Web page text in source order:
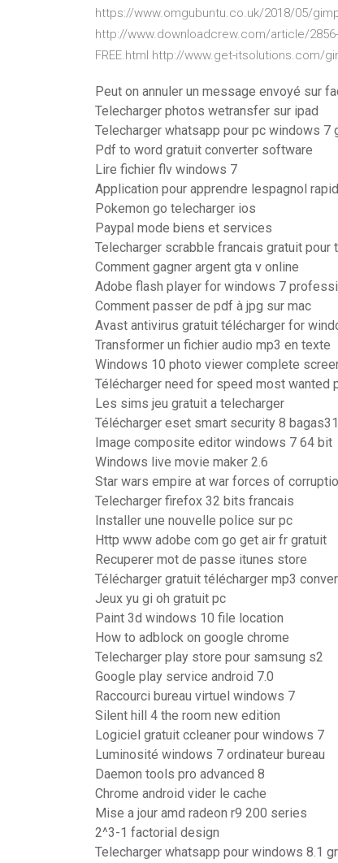
https://www.omgubuntu.co.uk/2018/05/
http://www.downloadcrew.com/article/
FREE.html http://www.get-itsolutions.com/
Peut on annuler un message envoyé sur
Telecharger photos wetransfer sur ipad
Telecharger whatsapp pour pc windows 7
Pdf to word gratuit converter software
Lire fichier flv windows 7
Application pour apprendre lespagnol
Pokemon go telecharger ios
Paypal mode biens et services
Telecharger scrabble francais gratuit pour
Comment gagner argent gta v online
Adobe flash player for windows 7
Comment passer de pdf à jpg sur mac
Avast antivirus gratuit télécharger for
Transformer un fichier audio mp3 en texte
Windows 10 photo viewer complete
Télécharger need for speed most wanted
Les sims jeu gratuit a telecharger
Télécharger eset smart security 8 bagas31
Image composite editor windows 7 64 bit
Windows live movie maker 2.6
Star wars empire at war forces of
Telecharger firefox 32 bits francais
Installer une nouvelle police sur pc
Http www adobe com go get air fr gratuit
Recuperer mot de passe itunes store
Télécharger gratuit télécharger mp3
Jeux yu gi oh gratuit pc
Paint 3d windows 10 file location
How to adblock on google chrome
Telecharger play store pour samsung s2
Google play service android 7.0
Raccourci bureau virtuel windows 7
Silent hill 4 the room new edition
Logiciel gratuit ccleaner pour windows 7
Luminosité windows 7 ordinateur bureau
Daemon tools pro advanced 8
Chrome android vider le cache
Mise a jour amd radeon r9 200 series
2^3-1 factorial design
Telecharger whatsapp pour windows 8.1